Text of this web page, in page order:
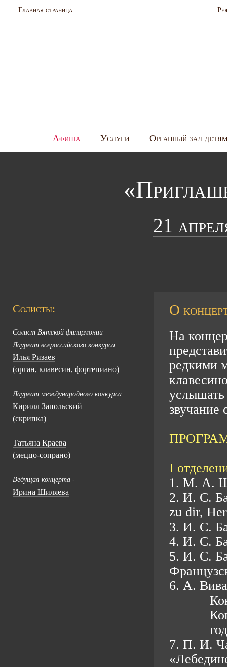
Главная страница
Афиша Услуги Органный зал
21
Солисты:
Солист Вятской филармонии
Лауреат всероссийского конкурса
Илья Ризаев
(орган, клавесин, фортепиано)
Лауреат международного конкурса
Кирилл Запольский
(скрипка)
Татьяна Краева
(меццо-сопрано)
Ведущая концерта -
Ирина Шиляева
О
На
редкими
I
1. М. А.
2. И. С.
zu dir,
3. И. С.
4. И. С.
5. И. С.
6. А.
7. П. И.